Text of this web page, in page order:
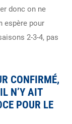
donc on ne
espère pour
2-3-4, pas
CONFIRMÉ,
N’Y AIT
POUR LE